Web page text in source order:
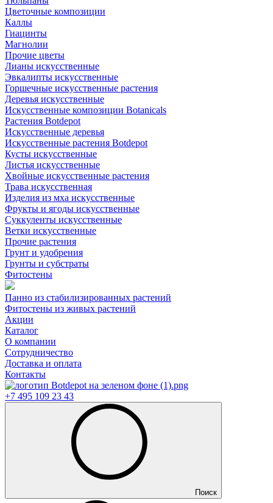
Цветочные композиции
Каллы
Гиацинты
Магнолии
Прочие цветы
Лианы искусственные
Эвкалипты искусственные
Горшечные искусственные растения
Деревья искусственные
Искусственные композиции Botanicals
Растения Botdepot
Искусственные деревья
Искусственные растения Botdepot
Кусты искусственные
Листья искусственные
Хвойные искусственные растения
Трава искусственная
Изделия из мха искусственные
Фрукты и ягоды искусственные
Суккуленты искусственные
Ветки искусственные
Прочие растения
Грунт и удобрения
Грунты и субстраты
Фитостены
Панно из стабилизированных растений
Фитостены из живых растений
Акции
Каталог
О компании
Сотрудничество
Доставка и оплата
Контакты
+7 495 109 23 43
Поиск